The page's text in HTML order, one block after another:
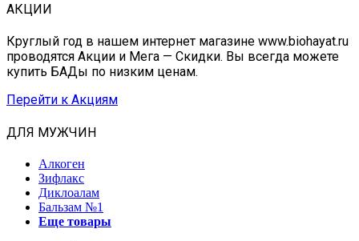
АКЦИИ
Круглый год в нашем интернет магазине www.biohayat.ru
проводятся Акции и Мега — Скидки. Вы всегда можете
купить БАДы по низким ценам.
Перейти к Акциям
ДЛЯ МУЖЧИН
Алкоген
Зифлакс
Диклоалам
Бальзам №1
Еще товары